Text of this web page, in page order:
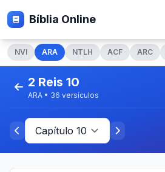
Bíblia Online
NVI ARA NTLH ACF ARC
2 Reis 10
ARA • 36 versículos